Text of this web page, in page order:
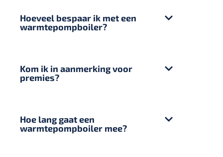
Hoeveel bespaar ik met een
warmtepompboiler?
Kom ik in aanmerking voor
premies?
Hoe lang gaat een
warmtepompboiler mee?